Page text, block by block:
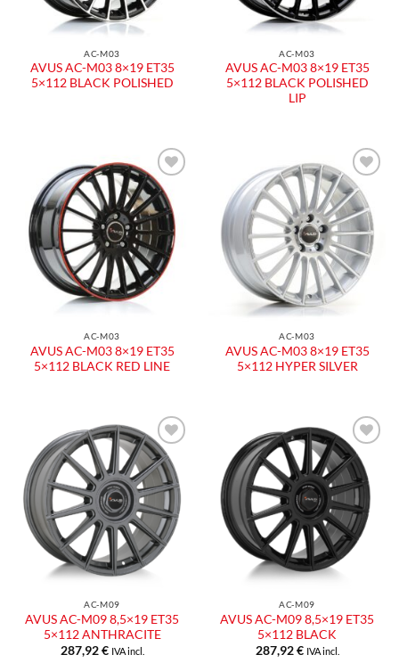
AC-M03
AVUS AC-M03 8×19 ET35
5×112 BLACK POLISHED
AC-M03
AVUS AC-M03 8×19 ET35
5×112 BLACK POLISHED
LIP
Aggiungi
alla lista
dei
desideri
AC-M03
AVUS AC-M03 8×19 ET35
5×112 BLACK RED LINE
Aggiungi
alla lista
dei
desideri
AC-M03
AVUS AC-M03 8×19 ET35
5×112 HYPER SILVER
Aggiungi
alla lista
dei
desideri
AC-M09
AVUS AC-M09 8,5×19 ET35
5×112 ANTHRACITE
287,92€ IVA incl.
Aggiungi
alla lista
dei
desideri
AC-M09
AVUS AC-M09 8,5×19 ET35
5×112 BLACK
287,92€ IVA incl.